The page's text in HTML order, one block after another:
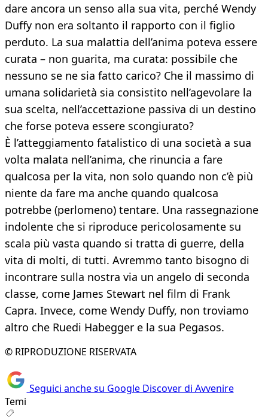
dare ancora un senso alla sua vita, perché Wendy
Duffy non era soltanto il rapporto con il figlio
perduto. La sua malattia dell’anima poteva essere
curata – non guarita, ma curata: possibile che
nessuno se ne sia fatto carico? Che il massimo di
umana solidarietà sia consistito nell’agevolare la
sua scelta, nell’accettazione passiva di un destino
che forse poteva essere scongiurato?
È l’atteggiamento fatalistico di una società a sua
volta malata nell’anima, che rinuncia a fare
qualcosa per la vita, non solo quando non c’è più
niente da fare ma anche quando qualcosa
potrebbe (perlomeno) tentare. Una rassegnazione
indolente che si riproduce pericolosamente su
scala più vasta quando si tratta di guerre, della
vita di molti, di tutti. Avremmo tanto bisogno di
incontrare sulla nostra via un angelo di seconda
classe, come James Stewart nel film di Frank
Capra. Invece, come Wendy Duffy, non troviamo
altro che Ruedi Habegger e la sua Pegasos.
© RIPRODUZIONE RISERVATA
Seguici anche su Google Discover di Avvenire
Temi